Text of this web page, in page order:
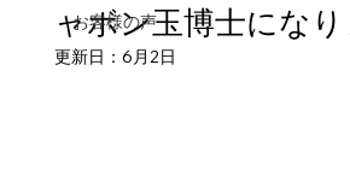
お客様の声
ャボン玉博士になり
更新日： 6月2日